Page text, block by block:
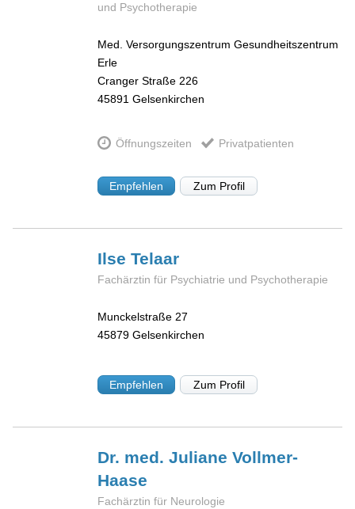
und Psychotherapie
Med. Versorgungszentrum Gesundheitszentrum
Erle
Cranger Straße 226
45891 Gelsenkirchen
Öffnungszeiten Privatpatienten
Empfehlen Zum Profil
IlseTelaar
Fachärztin für Psychiatrie und Psychotherapie
Munckelstraße 27
45879 Gelsenkirchen
Empfehlen Zum Profil
Dr. med. JulianeVollmer-
Haase
Fachärztin für Neurologie